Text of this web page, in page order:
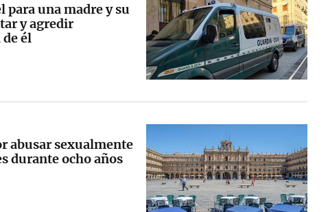
para una madre y su
y agredir
él
abusar sexualmente
durante ocho años